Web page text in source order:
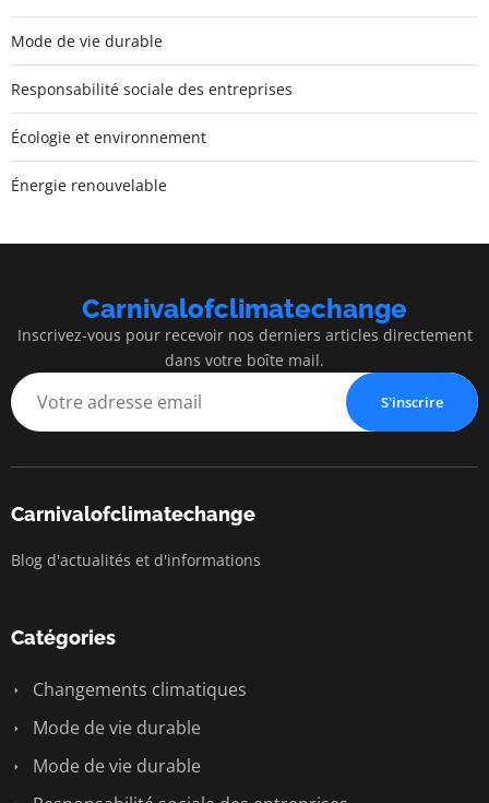
Mode de vie durable
Responsabilité sociale des entreprises
Écologie et environnement
Énergie renouvelable
Carnivalofclimatechange
Inscrivez-vous pour recevoir nos derniers articles directement
dans votre boîte mail.
S'inscrire
Carnivalofclimatechange
Blog d'actualités et d'informations
Catégories
Changements climatiques
Mode de vie durable
Mode de vie durable